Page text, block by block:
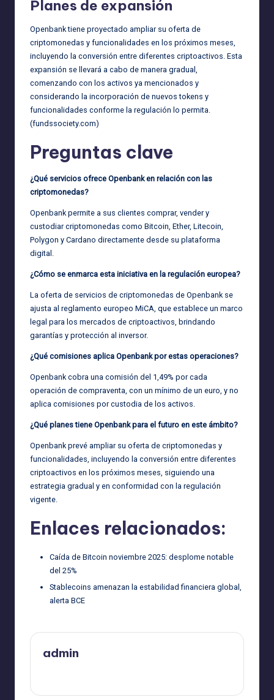
Planes de expansión
Openbank tiene proyectado ampliar su oferta de
criptomonedas y funcionalidades en los próximos meses,
incluyendo la conversión entre diferentes criptoactivos. Esta
expansión se llevará a cabo de manera gradual,
comenzando con los activos ya mencionados y
considerando la incorporación de nuevos tokens y
funcionalidades conforme la regulación lo permita.
(fundssociety.com)
Preguntas clave
¿Qué servicios ofrece Openbank en relación con las
criptomonedas?
Openbank permite a sus clientes comprar, vender y
custodiar criptomonedas como Bitcoin, Ether, Litecoin,
Polygon y Cardano directamente desde su plataforma
digital.
¿Cómo se enmarca esta iniciativa en la regulación europea?
La oferta de servicios de criptomonedas de Openbank se
ajusta al reglamento europeo MiCA, que establece un marco
legal para los mercados de criptoactivos, brindando
garantías y protección al inversor.
¿Qué comisiones aplica Openbank por estas operaciones?
Openbank cobra una comisión del 1,49% por cada
operación de compraventa, con un mínimo de un euro, y no
aplica comisiones por custodia de los activos.
¿Qué planes tiene Openbank para el futuro en este ámbito?
Openbank prevé ampliar su oferta de criptomonedas y
funcionalidades, incluyendo la conversión entre diferentes
criptoactivos en los próximos meses, siguiendo una
estrategia gradual y en conformidad con la regulación
vigente.
Enlaces relacionados:
Caída de Bitcoin noviembre 2025: desplome notable
del 25%
Stablecoins amenazan la estabilidad financiera global,
alerta BCE
admin